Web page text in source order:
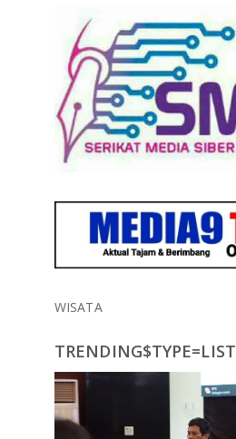
WISATA
TRENDING$TYPE=LIST